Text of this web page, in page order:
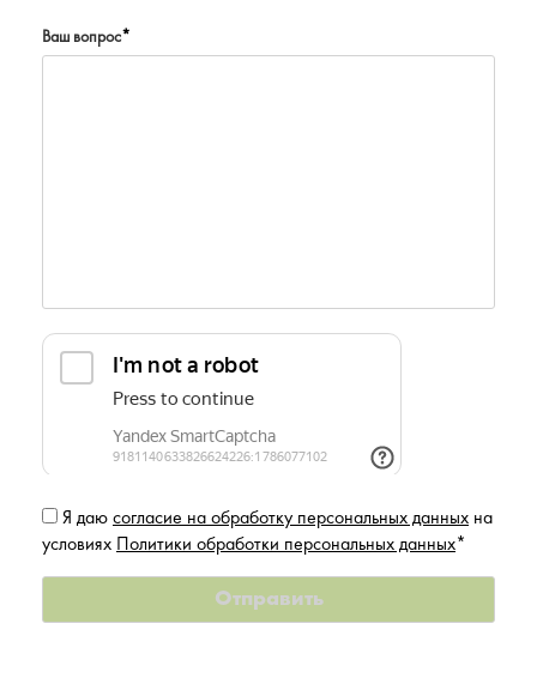
Ваш вопрос*
Я даю согласие на обработку персональных данных на
условиях Политики обработки персональных данных*